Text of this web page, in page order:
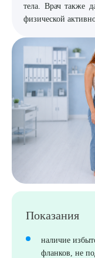
тела. Врач также
физической
Показания
наличие
фланков, не
Выберите